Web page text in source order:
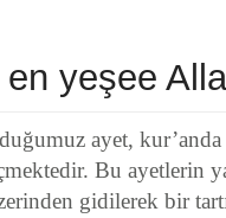
yeşee
ayet,
Bu ayetlerin
gidilerek bir